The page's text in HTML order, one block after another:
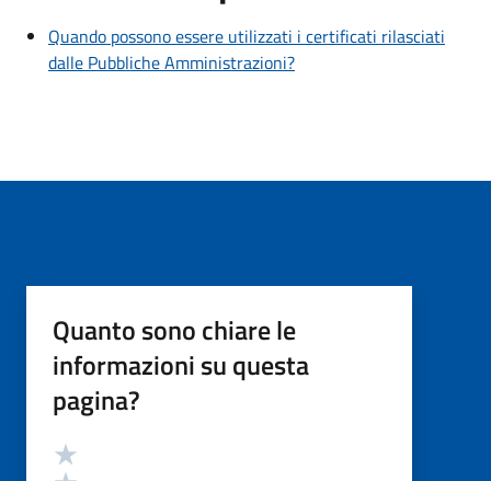
Quando possono essere utilizzati i certificati rilasciati
dalle Pubbliche Amministrazioni?
Quanto sono chiare le
informazioni su questa
pagina?
Valutazione